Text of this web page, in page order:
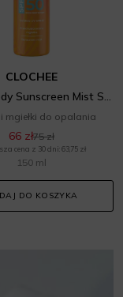
CLOCHEE
mgiełki do opalania
66 zł75 zł
cena z 30 dni: 63,75 zł
150 ml
DO KOSZYKA